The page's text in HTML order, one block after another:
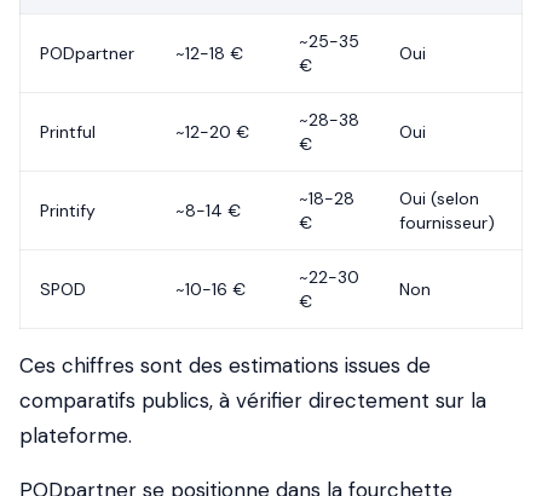
PODpartner ~12-18 €
~25-35
€
Oui
Printful ~12-20 €
~28-38
€
Oui
Printify ~8-14 €
~18-28
€
Oui (selon
fournisseur)
SPOD ~10-16 €
~22-30
€
Non
Ces chiffres sont des estimations issues de
comparatifs publics, à vérifier directement sur la
plateforme.
PODpartner se positionne dans la fourchette